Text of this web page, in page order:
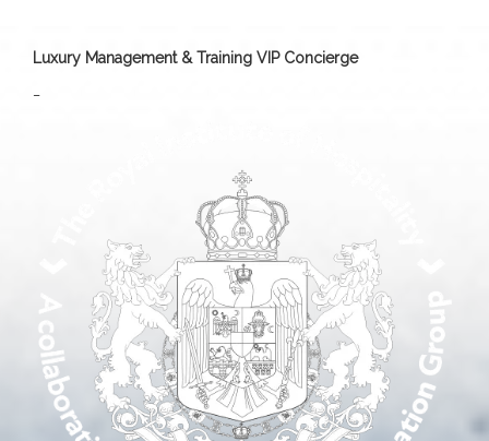
Luxury Management & Training VIP Concierge